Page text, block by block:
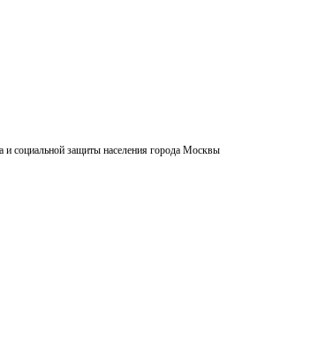
и социальной защиты населения города Москвы